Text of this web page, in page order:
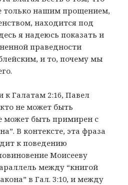
только нашим прощением,
находится под
я надеюсь показать и
праведности
и то, почему мы
к Галатам 2:16, Павел
не может быть
может быть примирен с
В контексте, эта фраза
к поведению
Моисееву
между “книгой
в Гал. 3:10, и между